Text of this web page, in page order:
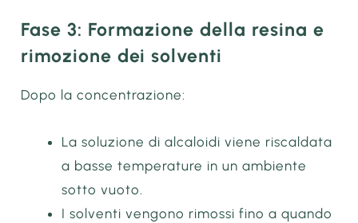
Fase 3: Formazione della resina e
rimozione dei solventi
Dopo la concentrazione:
La soluzione di alcaloidi viene riscaldata
a basse temperature in un ambiente
sotto vuoto.
I solventi vengono rimossi fino a quando